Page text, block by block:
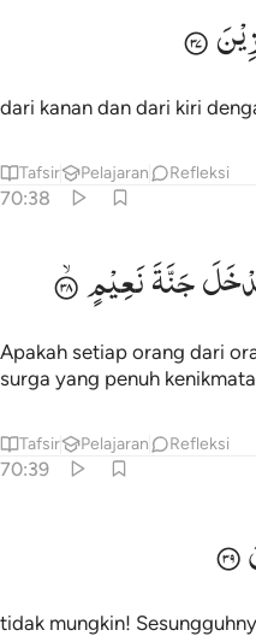
dari kanan dan dari kiri
Tafsir Pelajaran Refleksi
70:38
نَعِيمٍۢ ٣٨جَنَّةَنَعِیْمٍ
Apakah setiap orang dari
surga yang penuh
Tafsir Pelajaran Refleksi
70:39
tidak mungkin!